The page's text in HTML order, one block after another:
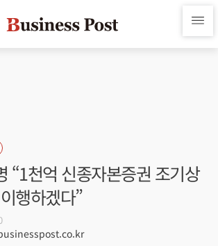
“1천억 신종자본증권 조기상
행하겠다”